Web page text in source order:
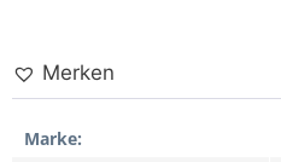
Merken
Marke